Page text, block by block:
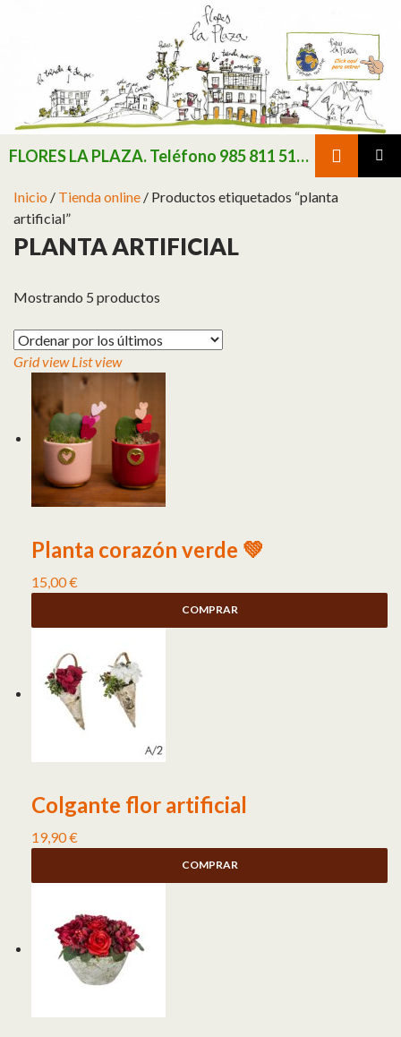
FLORES LA PLAZA. Teléfono 985 811 511 / Consultar existencias de flor y planta natural antes de realizar pedido
Inicio / Tienda online / Productos etiquetados “planta
artificial”
PLANTA ARTIFICIAL
Mostrando 5 productos
Grid view List view
Planta corazón verde 💚
15,00€
COMPRAR
Colgante flor artificial
19,90€
COMPRAR